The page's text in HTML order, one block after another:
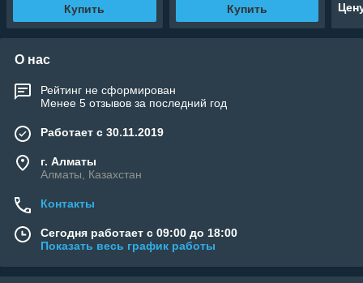
Купить Купить
О нас
Рейтинг не сформирован
Менее 5 отзывов за последний год
Работает с 30.11.2019
г. Алматы
Алматы, Казахстан
Контакты
Сегодня работает с 09:00 до 18:00
Показать весь график работы